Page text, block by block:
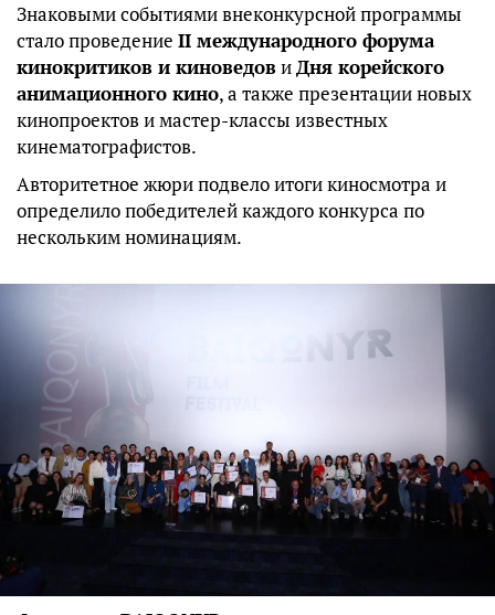
Знаковыми событиями внеконкурсной программы
стало проведение II международного форума
кинокритиков и киноведовиДня корейского
анимационного кино, а также презентации новых
кинопроектов и мастер-классы известных
кинематографистов.
Авторитетное жюри подвело итоги киносмотра и
определило победителей каждого конкурса по
нескольким номинациям.